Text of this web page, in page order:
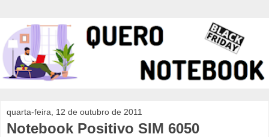
quarta-feira, 12 de outubro de 2011
Notebook Positivo SIM 6050